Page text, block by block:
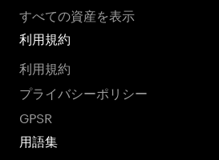
すべての資産を表示
利用規約
利用規約
プライバシーポリシー
GPSR
用語集